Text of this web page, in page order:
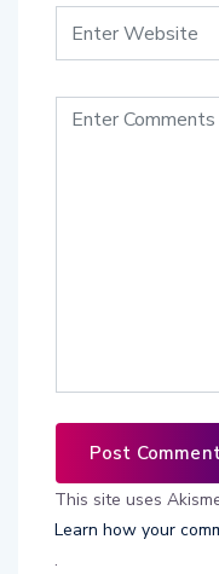
This site uses
Learn how your
.